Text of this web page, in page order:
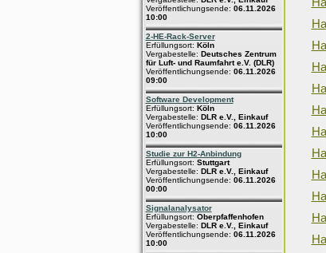
Veröffentlichungsende: 06.11.2026
10:00
2-HE-Rack-Server
Erfüllungsort: Köln
Vergabestelle: Deutsches Zentrum
für Luft- und Raumfahrt e.V. (DLR)
Veröffentlichungsende: 06.11.2026
09:00
Software Development
Erfüllungsort: Köln
Vergabestelle: DLR e.V., Einkauf
Veröffentlichungsende: 06.11.2026
10:00
Studie zur H2-Anbindung
Erfüllungsort: Stuttgart
Vergabestelle: DLR e.V., Einkauf
Veröffentlichungsende: 06.11.2026
00:00
Signalanalysator
Erfüllungsort: Oberpfaffenhofen
Vergabestelle: DLR e.V., Einkauf
Veröffentlichungsende: 06.11.2026
10:00